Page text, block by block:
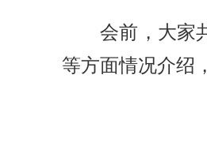
会前，大家
等方面情况介绍